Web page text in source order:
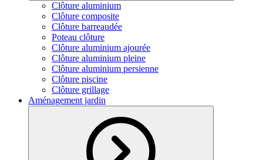
Clôture aluminium
Clôture composite
Clôture barreaudée
Poteau clôture
Clôture aluminium ajourée
Clôture aluminium pleine
Clôture aluminium persienne
Clôture piscine
Clôture grillage
Aménagement jardin